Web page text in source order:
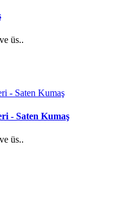
üs..
- Saten Kumaş
üs..